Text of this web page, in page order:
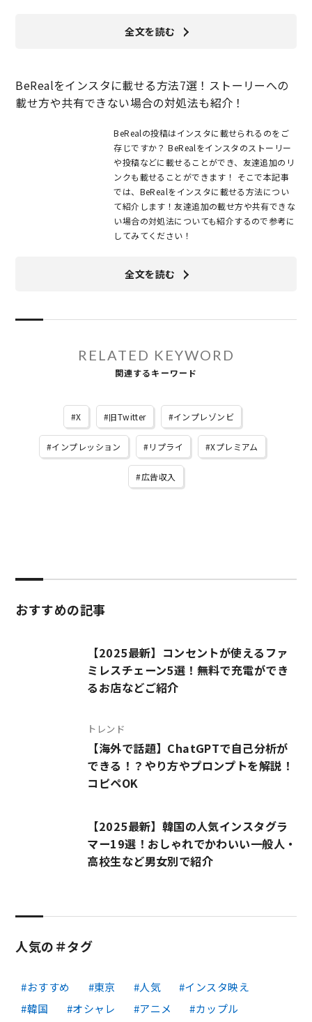
全文を読む
BeRealをインスタに載せる方法7選！ストーリーへの
載せ方や共有できない場合の対処法も紹介！
BeRealの投稿はインスタに載せられるのをご
存じですか？ BeRealをインスタのストーリー
や投稿などに載せることができ、友達追加のリ
ンクも載せることができます！ そこで本記事
では、BeRealをインスタに載せる方法につい
て紹介します！友達追加の載せ方や共有できな
い場合の対処法についても紹介するので参考に
してみてください！
全文を読む
RELATED KEYWORD
関連するキーワード
X 旧Twitter インプレゾンビ
インプレッション リプライ Xプレミアム
広告収入
おすすめの記事
【2025最新】コンセントが使えるファ
ミレスチェーン5選！無料で充電ができ
るお店などご紹介
トレンド
【海外で話題】ChatGPTで自己分析が
できる！？やり方やプロンプトを解説！
コピペOK
【2025最新】韓国の人気インスタグラ
マー19選！おしゃれでかわいい一般人・
高校生など男女別で紹介
人気の＃タグ
おすすめ 東京 人気
インスタ映え
韓国
オシャレ アニメ
カップル